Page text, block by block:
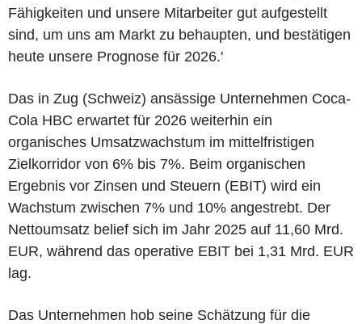
Fähigkeiten und unsere Mitarbeiter gut aufgestellt
sind, um uns am Markt zu behaupten, und bestätigen
heute unsere Prognose für 2026.'
Das in Zug (Schweiz) ansässige Unternehmen Coca-
Cola HBC erwartet für 2026 weiterhin ein
organisches Umsatzwachstum im mittelfristigen
Zielkorridor von 6% bis 7%. Beim organischen
Ergebnis vor Zinsen und Steuern (EBIT) wird ein
Wachstum zwischen 7% und 10% angestrebt. Der
Nettoumsatz belief sich im Jahr 2025 auf 11,60 Mrd.
EUR, während das operative EBIT bei 1,31 Mrd. EUR
lag.
Das Unternehmen hob seine Schätzung für die